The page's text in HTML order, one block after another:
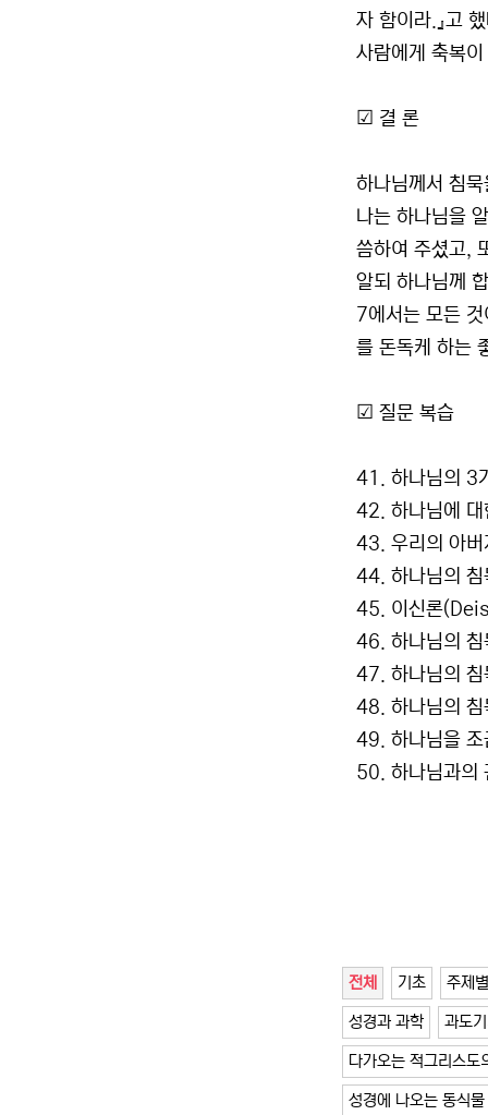
자 함이라.』고
사람에게 축복
☑ 결 론
하나님께서 침
나는 하나님을
씀하여 주셨고,
알되 하나님께
7에서는 모든
를 돈독케 하는
☑ 질문 복습
41. 하나님의 3
42. 하나님에 대
43. 우리의 아버
44. 하나님의 침
45. 이신론
46. 하나님의 침
47. 하나님의 침
48. 하나님의 침
49. 하나님을 조
50. 하나님과의
전체 기초 주제별
성경과 과학 과도
다가오는 적그리스도
성경에 나오는 동식물